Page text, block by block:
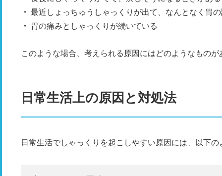
最近しょっちゅうしゃっくりが出て、なんとなく胃
胃の痛みとしゃっくりが続いている
このような場合、考えられる原因にはどのようなもの
日常生活上の原因と対処法
日常生活でしゃっくりを起こしやすい原因には、以下